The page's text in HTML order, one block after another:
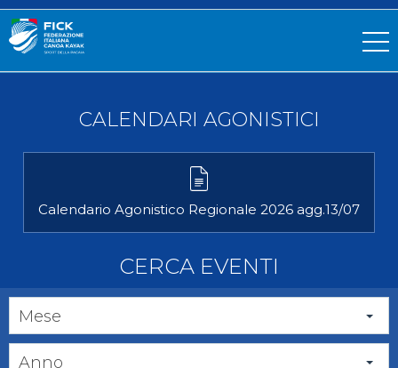
CALENDARI AGONISTICI
Calendario Agonistico Regionale 2026 agg.13/07
CERCA EVENTI
Mese
Anno